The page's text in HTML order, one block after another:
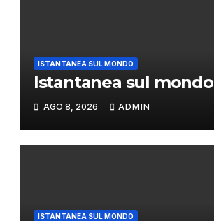
ISTANTANEA SUL MONDO
Istantanea sul mondo
AGO 8, 2026 ADMIN
ISTANTANEA SUL MONDO